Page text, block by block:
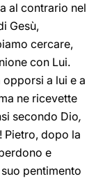
al contrario nel
Gesù,
cercare,
con Lui.
a lui e a
ne ricevette
secondo Dio,
Pietro, dopo la
e
pentimento